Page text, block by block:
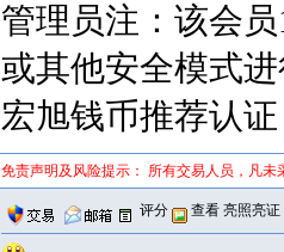
管理员注：该会
或其他安全模式
宏旭钱币推荐认证
免责声明及风险提示： 所有交易人员，凡
评分 查看 亮照亮证